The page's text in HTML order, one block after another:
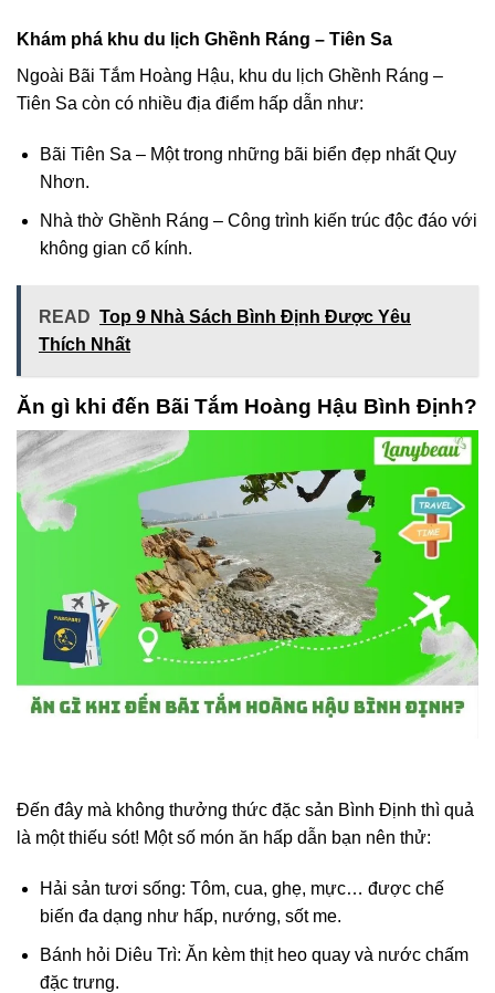
Khám phá khu du lịch Ghềnh Ráng – Tiên Sa
Ngoài Bãi Tắm Hoàng Hậu, khu du lịch Ghềnh Ráng –
Tiên Sa còn có nhiều địa điểm hấp dẫn như:
Bãi Tiên Sa – Một trong những bãi biển đẹp nhất Quy
Nhơn.
Nhà thờ Ghềnh Ráng – Công trình kiến trúc độc đáo với
không gian cổ kính.
READ Top 9 Nhà Sách Bình Định Được Yêu
Thích Nhất
Ăn gì khi đến Bãi Tắm Hoàng Hậu Bình Định?
Đến đây mà không thưởng thức đặc sản Bình Định thì quả
là một thiếu sót! Một số món ăn hấp dẫn bạn nên thử:
Hải sản tươi sống: Tôm, cua, ghẹ, mực… được chế
biến đa dạng như hấp, nướng, sốt me.
Bánh hỏi Diêu Trì: Ăn kèm thịt heo quay và nước chấm
đặc trưng.